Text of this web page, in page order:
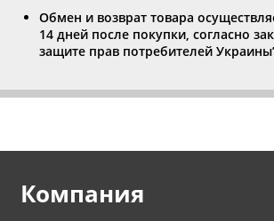
Обмен и возврат товара
14 дней после покупки, согласно
защите прав потребителей
Компания